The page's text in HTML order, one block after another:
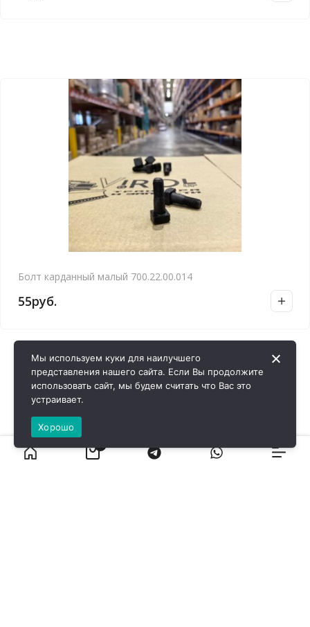
Болт карданный малый 700.22.00.014
55руб.
Мы используем куки для наилучшего
представления нашего сайта. Если Вы продолжите
использовать сайт, мы будем считать что Вас это
устраивает.
Хорошо